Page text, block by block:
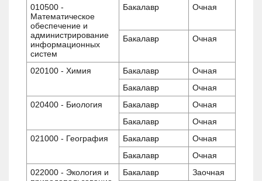
010500 -
Математическое
обеспечение и
администрирование
информационных
систем
Бакалавр Очная
Бакалавр Очная
020100 - Химия Бакалавр
Очная
Бакалавр
Очная
020400 - Биология
Бакалавр
Очная
Бакалавр
Очная
021000 - География
Бакалавр
Очная
Бакалавр
Очная
022000 - Экология и
Бакалавр
Заочная